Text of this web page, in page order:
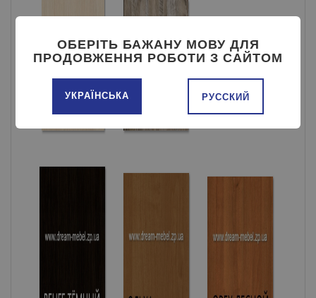
ОБЕРІТЬ БАЖАНУ МОВУ ДЛЯ
ПРОДОВЖЕННЯ РОБОТИ З САЙТОМ
УКРАЇНСЬКА РУССКИЙ